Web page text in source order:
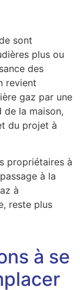
sont
plus ou
des
revient
gaz par une
de la maison,
du projet à
propriétaires à
à la
à
reste plus
à se